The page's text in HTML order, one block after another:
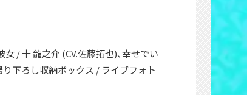
/ 十 龍之介 (CV.佐藤拓也)、幸せでい
り下ろし収納ボックス / ライブフォト